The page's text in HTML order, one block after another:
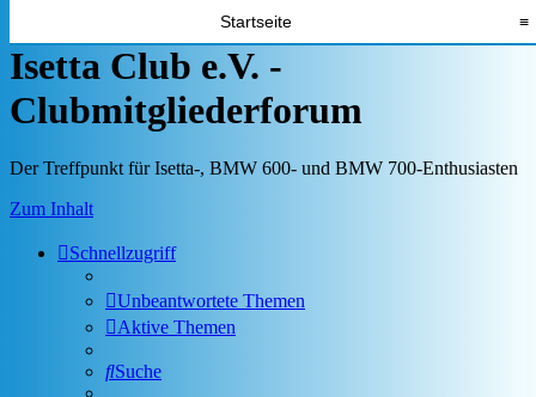
Startseite ≡
Isetta Club e.V. -
Clubmitgliederforum
Der Treffpunkt für Isetta-, BMW 600- und BMW 700-Enthusiasten
Zum Inhalt
Schnellzugriff
Unbeantwortete Themen
Aktive Themen
Suche